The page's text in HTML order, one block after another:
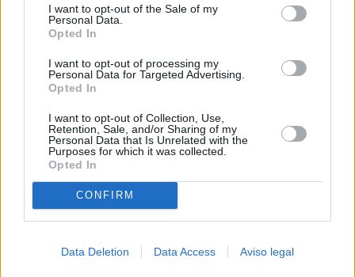
cualquier momento entrando de nuevo en este sitio web o
visitando nuestra política de privacidad.
I want to opt-out of the Sale of my
Personal Data.
Opted In
I want to opt-out of processing my
Personal Data for Targeted Advertising.
Opted In
I want to opt-out of Collection, Use,
Retention, Sale, and/or Sharing of my
Personal Data that Is Unrelated with the
Purposes for which it was collected.
Opted In
CONFIRM
Data Deletion Data Access Aviso legal